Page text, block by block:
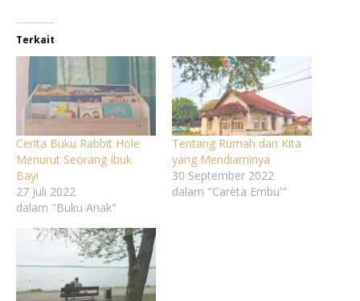
Terkait
Cerita Buku Rabbit Hole
Menurut Seorang Ibuk
Bayi
27 Juli 2022
dalam "Buku Anak"
Tentang Rumah dan Kita
yang Mendiaminya
30 September 2022
dalam "Carèta Embu'"